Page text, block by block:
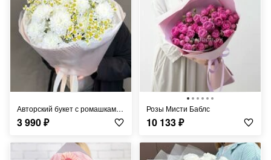
Авторский букет с ромашками и нежными хризантемами в стильной упаковке
3 990₽
Розы Мисти Баблс
10 133₽